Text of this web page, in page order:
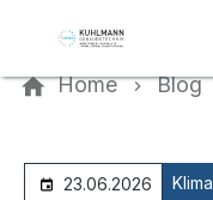
Home Blog
23.06.2026 Klima